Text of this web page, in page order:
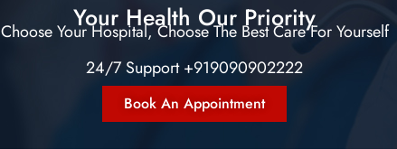
Your Health Our Priority
Choose Your Hospital, Choose The Best Care For Yourself
24/7 Support +919090902222
Book An Appointment